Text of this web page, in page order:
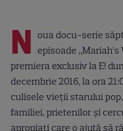
N oua docu-serie
episoade „Mariah’s
premiera exclusiv la E!
decembrie 2016, la ora
culisele vieții starului
familiei, prietenilor și
apropiați care o ajută să